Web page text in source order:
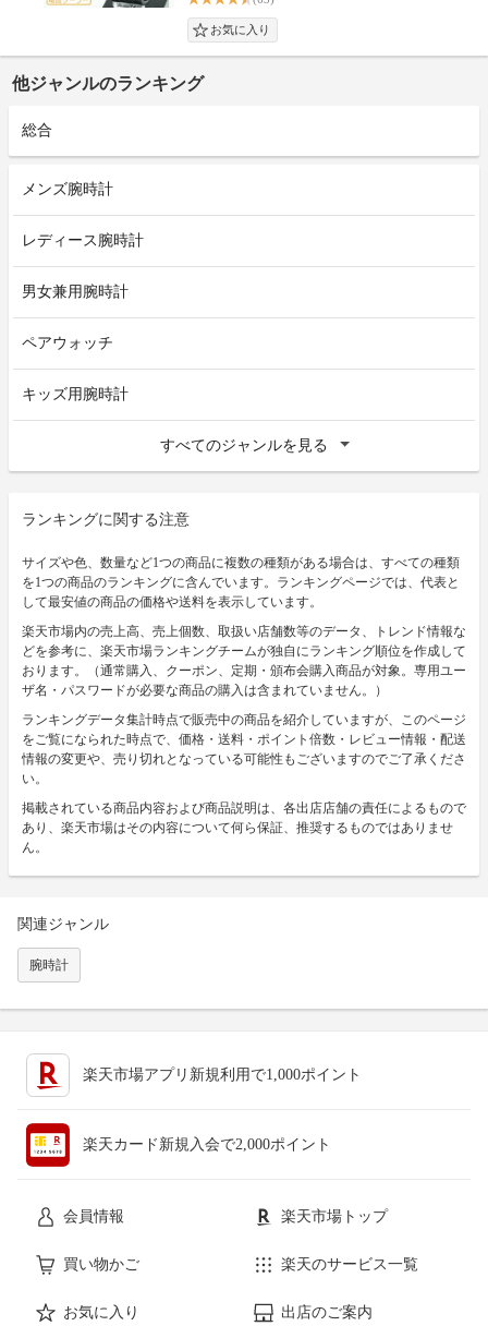
他ジャンルのランキング
総合
メンズ腕時計
レディース腕時計
男女兼用腕時計
ペアウォッチ
キッズ用腕時計
すべてのジャンルを見る
ランキングに関する注意
サイズや色、数量など1つの商品に複数の種類がある場合は、すべての種類
を1つの商品のランキングに含んでいます。ランキングページでは、代表と
して最安値の商品の価格や送料を表示しています。
楽天市場内の売上高、売上個数、取扱い店舗数等のデータ、トレンド情報な
どを参考に、楽天市場ランキングチームが独自にランキング順位を作成して
おります。（通常購入、クーポン、定期・頒布会購入商品が対象。専用ユー
ザ名・パスワードが必要な商品の購入は含まれていません。）
ランキングデータ集計時点で販売中の商品を紹介していますが、このページ
をご覧になられた時点で、価格・送料・ポイント倍数・レビュー情報・配送
情報の変更や、売り切れとなっている可能性もございますのでご了承くださ
い。
掲載されている商品内容および商品説明は、各出店店舗の責任によるもので
あり、楽天市場はその内容について何ら保証、推奨するものではありませ
ん。
関連ジャンル
腕時計
楽天市場アプリ新規利用で1,000ポイント
楽天カード新規入会で2,000ポイント
会員情報 楽天市場トップ
買い物かご 楽天のサービス一覧
お気に入り 出店のご案内